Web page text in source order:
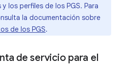
los perfiles de los PGS. Para
la documentación sobre
de los PGS.
de servicio para el